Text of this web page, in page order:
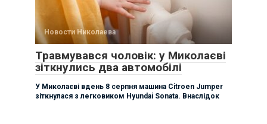
Новости Николаева
Травмувався чоловік: у Миколаєві
зіткнулись два автомобілі
У Миколаєві вдень 8 серпня машина Citroen Jumper
зіткнулася з легковиком Hyundai Sonata. Внаслідок